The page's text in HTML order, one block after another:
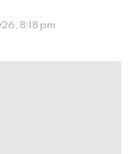
8:18 pm